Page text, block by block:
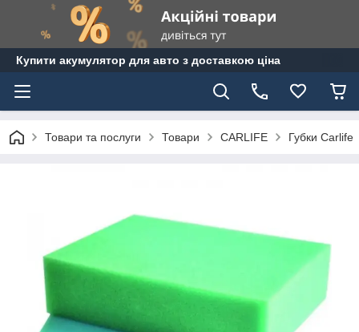
Купити акумулятор для авто з доставкою ціна
Товари та послуги Товари CARLIFE Губки Сarlife